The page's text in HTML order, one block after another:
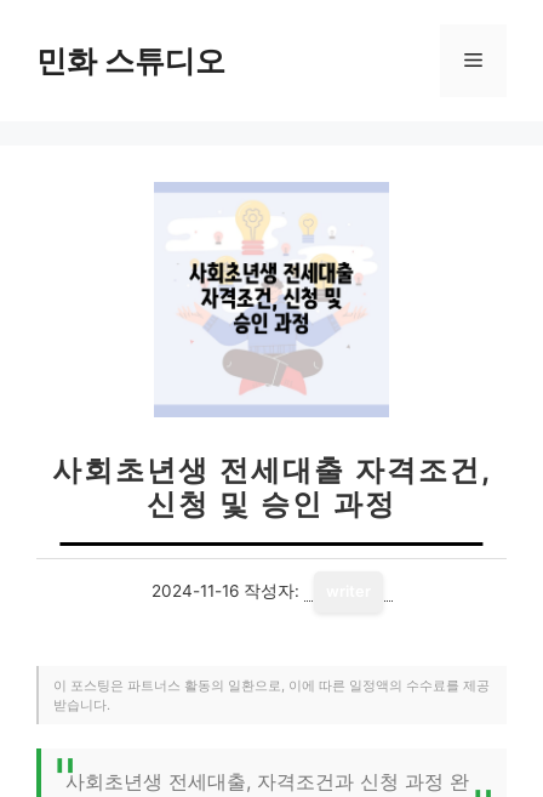
민화 스튜디오 메
사회초년생 전세대출 자격조건,
신청 및 승인 과정
2024-11-16 작성자:
이 포스팅은 파트너스 활동의 일환으로, 이에 따른 일정액의 수수료를 제공
받습니다.
사회초년생 전세대출, 자격조건과 신청 과정 완